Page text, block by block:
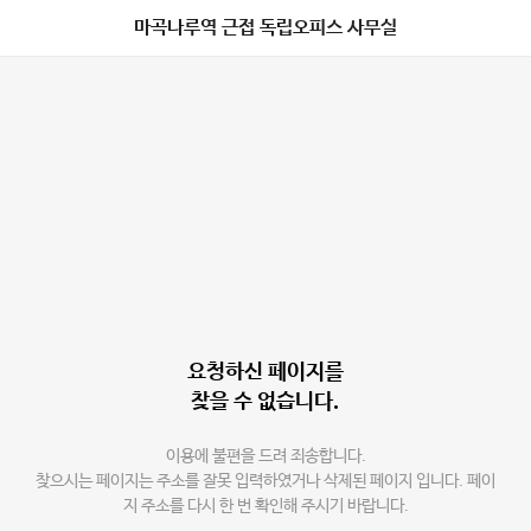
마곡나루역 근접 독립오피스 사무실
요청하신 페이지를
찾을 수 없습니다.
이용에 불편을 드려 죄송합니다.
찾으시는 페이지는 주소를 잘못 입력하였거나 삭제된 페이지 입니다. 페이
지 주소를 다시 한 번 확인해 주시기 바랍니다.